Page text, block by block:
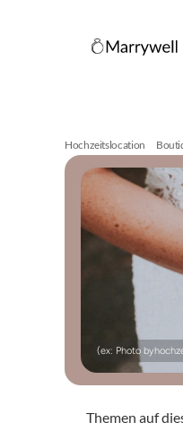
Hochzeitslocation
(ex: Photo by
Themen auf